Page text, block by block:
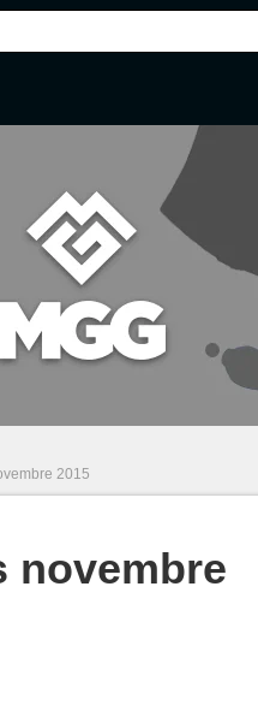
2015
novembre